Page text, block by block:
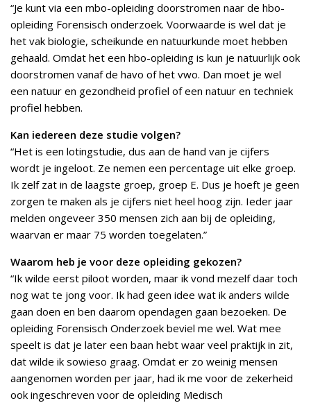
“Je kunt via een mbo-opleiding doorstromen naar de hbo-
opleiding Forensisch onderzoek. Voorwaarde is wel dat je
het vak biologie, scheikunde en natuurkunde moet hebben
gehaald. Omdat het een hbo-opleiding is kun je natuurlijk ook
doorstromen vanaf de havo of het vwo. Dan moet je wel
een natuur en gezondheid profiel of een natuur en techniek
profiel hebben.
Kan iedereen deze studie volgen?
“Het is een lotingstudie, dus aan de hand van je cijfers
wordt je ingeloot. Ze nemen een percentage uit elke groep.
Ik zelf zat in de laagste groep, groep E. Dus je hoeft je geen
zorgen te maken als je cijfers niet heel hoog zijn. Ieder jaar
melden ongeveer 350 mensen zich aan bij de opleiding,
waarvan er maar 75 worden toegelaten.”
Waarom heb je voor deze opleiding gekozen?
“Ik wilde eerst piloot worden, maar ik vond mezelf daar toch
nog wat te jong voor. Ik had geen idee wat ik anders wilde
gaan doen en ben daarom opendagen gaan bezoeken. De
opleiding Forensisch Onderzoek beviel me wel. Wat mee
speelt is dat je later een baan hebt waar veel praktijk in zit,
dat wilde ik sowieso graag. Omdat er zo weinig mensen
aangenomen worden per jaar, had ik me voor de zekerheid
ook ingeschreven voor de opleiding Medisch